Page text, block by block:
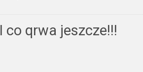
I co qrwa jeszcze!!!